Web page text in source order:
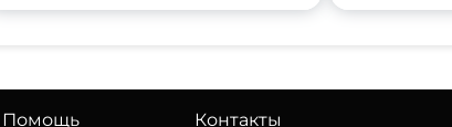
Помощь Контакты